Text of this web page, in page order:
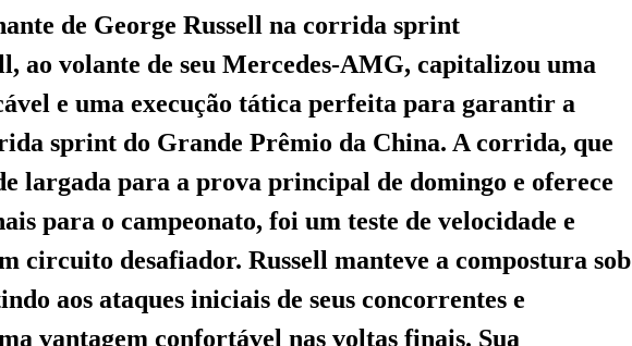
de George Russell na corrida sprint
ao volante de seu Mercedes-AMG, capitalizou uma
e uma execução tática perfeita para garantir a
sprint do Grande Prêmio da China. A corrida, que
largada para a prova principal de domingo e oferece
para o campeonato, foi um teste de velocidade e
circuito desafiador. Russell manteve a compostura sob
aos ataques iniciais de seus concorrentes e
vantagem confortável nas voltas finais. Sua